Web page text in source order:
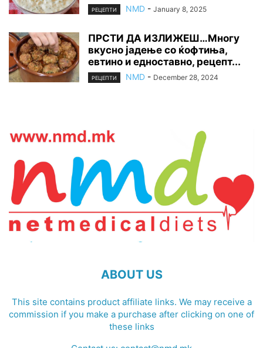
РЕЦЕПТИ NMD - January 8, 2025
ПРСТИ ДА ИЗЛИЖЕШ…Многу
вкусно јадење со ќофтиња,
евтино и едноставно, рецепт...
РЕЦЕПТИ NMD - December 28, 2024
ABOUT US
This site contains product affiliate links. We may receive a
commission if you make a purchase after clicking on one of
these links